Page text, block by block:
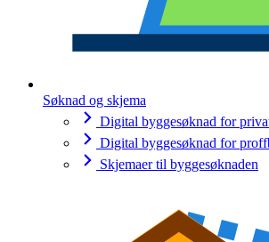
Søknad og skjema
Digital byggesøknad for
Digital byggesøknad for
Skjemaer til byggesøknaden